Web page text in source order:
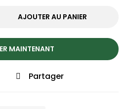
AJOUTER AU PANIER
MAINTENANT
Partager